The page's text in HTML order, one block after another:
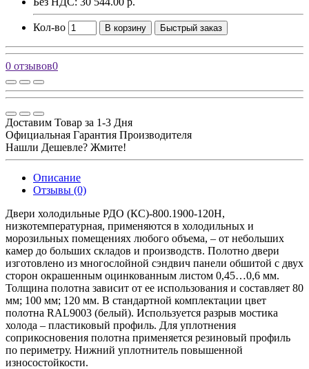
Кол-во В корзину Быстрый заказ
0 отзывов0
Доставим Товар за 1-3 Дня
Официальная Гарантия Производителя
Нашли Дешевле? Жмите!
Описание
Отзывы (0)
Двери холодильные РДО (КС)-800.1900-120Н,
низкотемпературная, применяются в холодильных и
морозильных помещениях любого объема, – от небольших
камер до больших складов и производств. Полотно двери
изготовлено из многослойной сэндвич панели обшитой с двух
сторон окрашенным оцинкованным листом 0,45…0,6 мм.
Толщина полотна зависит от ее использования и составляет 80
мм; 100 мм; 120 мм. В стандартной комплектации цвет
полотна RAL9003 (белый). Используется разрыв мостика
холода – пластиковый профиль. Для уплотнения
соприкосновения полотна применяется резиновый профиль
по периметру. Нижний уплотнитель повышенной
износостойкости.